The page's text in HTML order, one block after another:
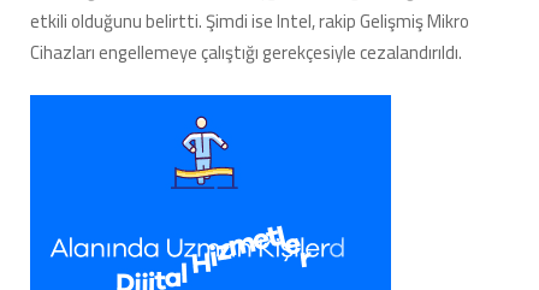
etkili olduğunu belirtti. Şimdi ise Intel, rakip Gelişmiş Mikro
Cihazları engellemeye çalıştığı gerekçesiyle cezalandırıldı.